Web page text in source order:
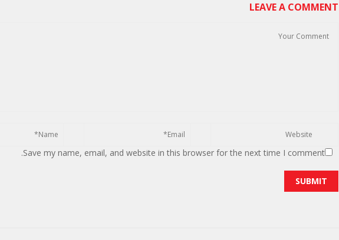
LEAVE A COMMENT
Save my name, email, and website in this browser for the next time I comment.